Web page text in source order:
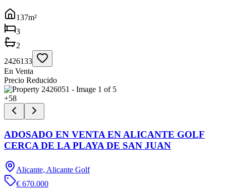
137m²
3
2
2426133
En Venta
Precio Reducido
+58
ADOSADO EN VENTA EN ALICANTE GOLF
CERCA DE LA PLAYA DE SAN JUAN
Alicante, Alicante Golf
€ 670.000